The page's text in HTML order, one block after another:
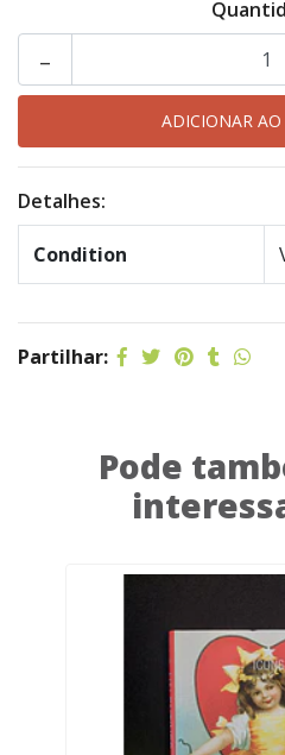
-
Detalhes:
Condition
Partilhar:
Pode